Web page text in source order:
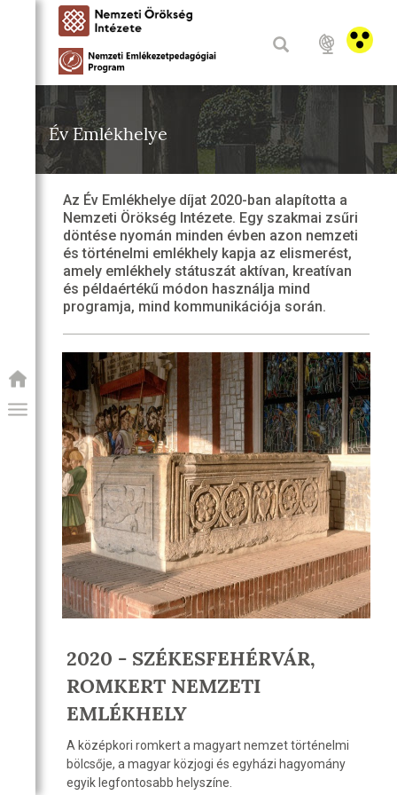
Év Emlékhelye
Az Év Emlékhelye díjat 2020-ban alapította a
Nemzeti Örökség Intézete. Egy szakmai zsűri
döntése nyomán minden évben azon nemzeti
és történelmi emlékhely kapja az elismerést,
amely emlékhely státuszát aktívan, kreatívan
és példaértékű módon használja mind
programja, mind kommunikációja során.
2020 - SZÉKESFEHÉRVÁR,
ROMKERT NEMZETI
EMLÉKHELY
A középkori romkert a magyart nemzet történelmi
bölcsője, a magyar közjogi és egyházi hagyomány
egyik legfontosabb helyszíne.